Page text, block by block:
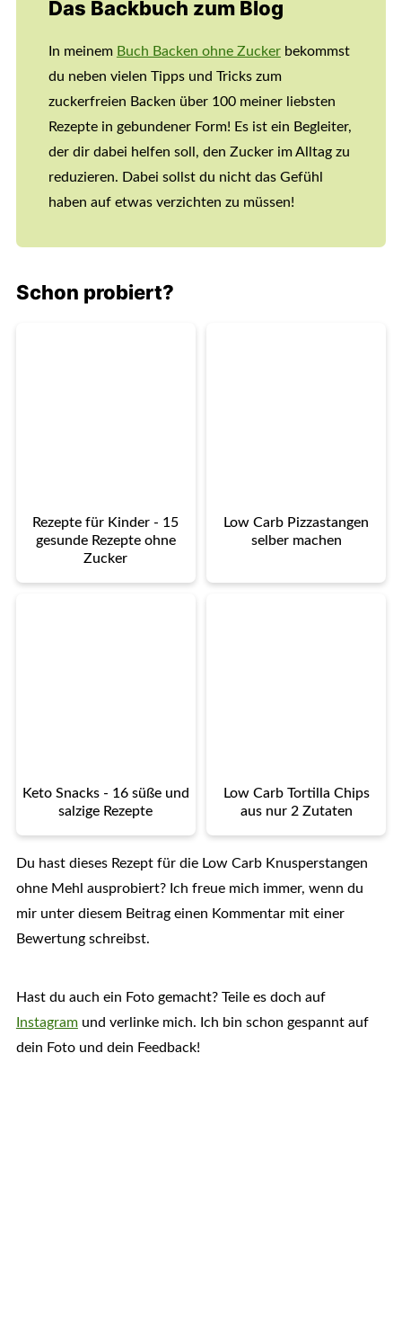
Das Backbuch zum Blog
In meinem Buch Backen ohne Zuckerbekommst
du neben vielen Tipps und Tricks zum
zuckerfreien Backen über 100 meiner liebsten
Rezepte in gebundener Form! Es ist ein Begleiter,
der dir dabei helfen soll, den Zucker im Alltag zu
reduzieren. Dabei sollst du nicht das Gefühl
haben auf etwas verzichten zu müssen!
Schon probiert?
Rezepte für Kinder - 15
gesunde Rezepte ohne
Zucker
Low Carb Pizzastangen
selber machen
Keto Snacks - 16 süße und
salzige Rezepte
Low Carb Tortilla Chips
aus nur 2 Zutaten
Du hast dieses Rezept für die Low Carb Knusperstangen
ohne Mehl ausprobiert? Ich freue mich immer, wenn du
mir unter diesem Beitrag einen Kommentar mit einer
Bewertung schreibst.
Hast du auch ein Foto gemacht? Teile es doch auf
Instagramund verlinke mich. Ich bin schon gespannt auf
dein Foto und dein Feedback!